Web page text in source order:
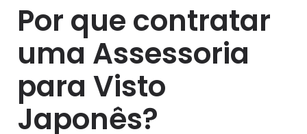
Por que contratar
uma Assessoria
para Visto
Japonês?